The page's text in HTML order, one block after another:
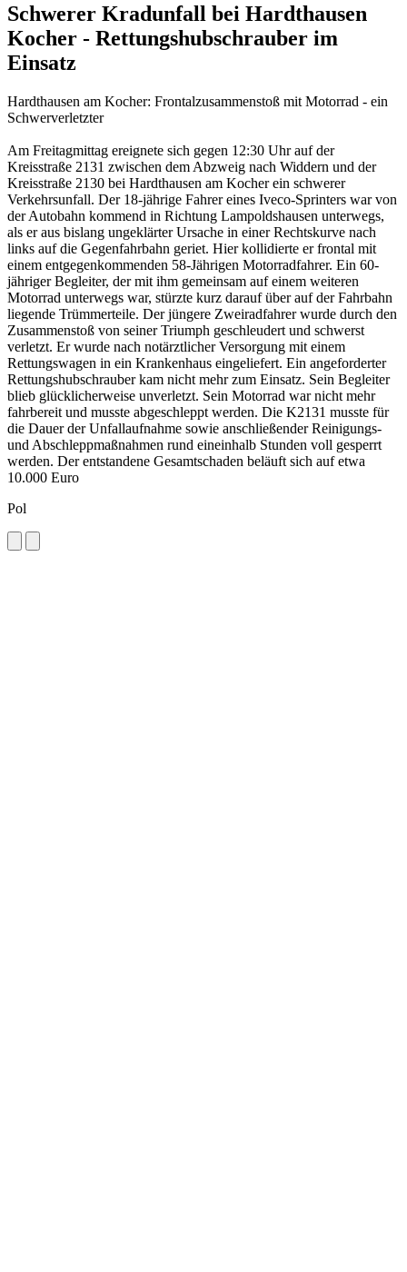
Schwerer Kradunfall bei Hardthausen
Kocher - Rettungshubschrauber im
Einsatz
Hardthausen am Kocher: Frontalzusammenstoß mit Motorrad - ein
Schwerverletzter
Am Freitagmittag ereignete sich gegen 12:30 Uhr auf der
Kreisstraße 2131 zwischen dem Abzweig nach Widdern und der
Kreisstraße 2130 bei Hardthausen am Kocher ein schwerer
Verkehrsunfall. Der 18-jährige Fahrer eines Iveco-Sprinters war von
der Autobahn kommend in Richtung Lampoldshausen unterwegs,
als er aus bislang ungeklärter Ursache in einer Rechtskurve nach
links auf die Gegenfahrbahn geriet. Hier kollidierte er frontal mit
einem entgegenkommenden 58-Jährigen Motorradfahrer. Ein 60-
jähriger Begleiter, der mit ihm gemeinsam auf einem weiteren
Motorrad unterwegs war, stürzte kurz darauf über auf der Fahrbahn
liegende Trümmerteile. Der jüngere Zweiradfahrer wurde durch den
Zusammenstoß von seiner Triumph geschleudert und schwerst
verletzt. Er wurde nach notärztlicher Versorgung mit einem
Rettungswagen in ein Krankenhaus eingeliefert. Ein angeforderter
Rettungshubschrauber kam nicht mehr zum Einsatz. Sein Begleiter
blieb glücklicherweise unverletzt. Sein Motorrad war nicht mehr
fahrbereit und musste abgeschleppt werden. Die K2131 musste für
die Dauer der Unfallaufnahme sowie anschließender Reinigungs-
und Abschleppmaßnahmen rund eineinhalb Stunden voll gesperrt
werden. Der entstandene Gesamtschaden beläuft sich auf etwa
10.000 Euro
Pol